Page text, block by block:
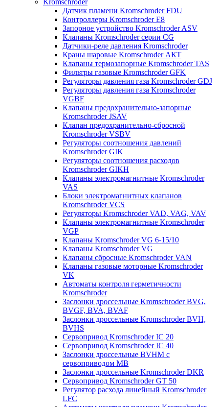
Kromschroder
Датчик пламени Kromschroder FDU
Контроллеры Kromschroder E8
Запорное устройство Kromschroder ASV
Клапаны Kromschroder серии CG
Датчики-реле давления Kromschroder
Краны шаровые Kromschroder АКТ
Клапаны термозапорные Kromschroder TAS
Фильтры газовые Kromschroder GFK
Регуляторы давления газа Kromschroder GDJ
Регуляторы давления газа Kromschroder
VGBF
Клапаны предохранительно-запорные
Kromschroder JSAV
Клапан предохранительно-сбросной
Kromschroder VSBV
Регуляторы соотношения давлений
Kromschroder GIK
Регуляторы соотношения расходов
Kromschroder GIKH
Клапаны электромагнитные Kromschroder
VAS
Блоки электромагнитных клапанов
Kromschroder VCS
Регуляторы Kromschroder VAD, VAG, VAV
Клапаны электромагнитные Kromschroder
VGP
Клапаны Kromschroder VG 6-15/10
Клапаны Kromschroder VG
Клапаны сбросные Kromschroder VAN
Клапаны газовые моторные Kromschroder
VK
Автоматы контроля герметичности
Kromschroder
Заслонки дроссельные Kromschroder BVG,
BVGF, BVA, BVAF
Заслонки дроссельные Kromschroder BVH,
BVHS
Сервопривод Kromschroder IC 20
Сервопривод Kromschroder IC 40
Заслонки дроссельные BVHM с
сервоприводом МВ
Заслонки дроссельные Kromschroder DKR
Cервопривод Kromschroder GT 50
Регулятор расхода линейный Kromschroder
LFC